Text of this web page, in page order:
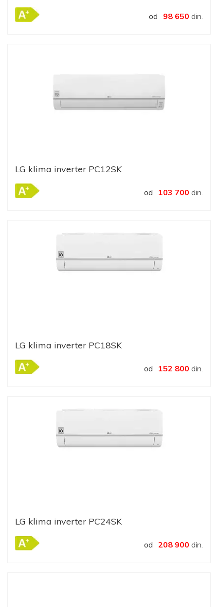
od 98 650 din.
LG klima inverter PC12SK
od 103 700 din.
LG klima inverter PC18SK
od 152 800 din.
LG klima inverter PC24SK
od 208 900 din.